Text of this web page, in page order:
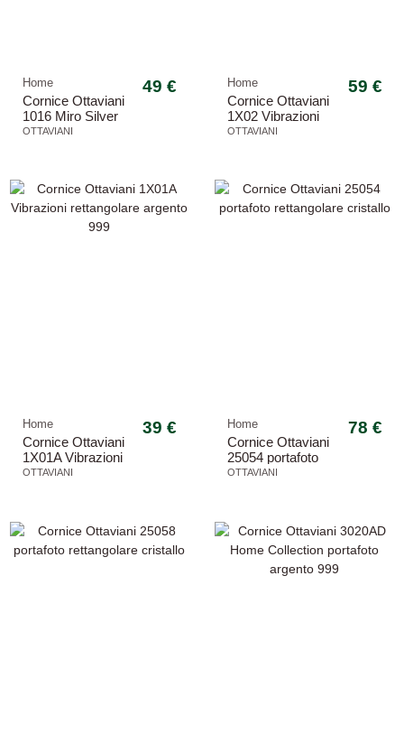
Home
Cornice Ottaviani
1016 Miro Silver
portafoto cuore
OTTAVIANI
49 € Home
Cornice Ottaviani
1X02 Vibrazioni
rettangolare
OTTAVIANI
59 €
Home
Cornice Ottaviani
1X01A Vibrazioni
rettangolare
OTTAVIANI
39 € Home
Cornice Ottaviani
25054 portafoto
rettangolare
OTTAVIANI
78 €
-8,16%